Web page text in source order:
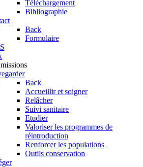
Téléchargement
Bibliographie
Back
Formulaire
Back
Accueillir et soigner
Relâcher
Suivi sanitaire
Etudier
Valoriser les programmes de
réintroduction
Renforcer les populations
Outils conservation